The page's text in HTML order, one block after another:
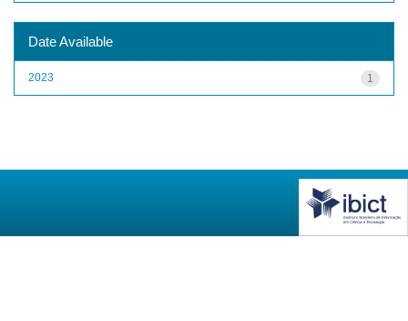
Date Available
1
2023